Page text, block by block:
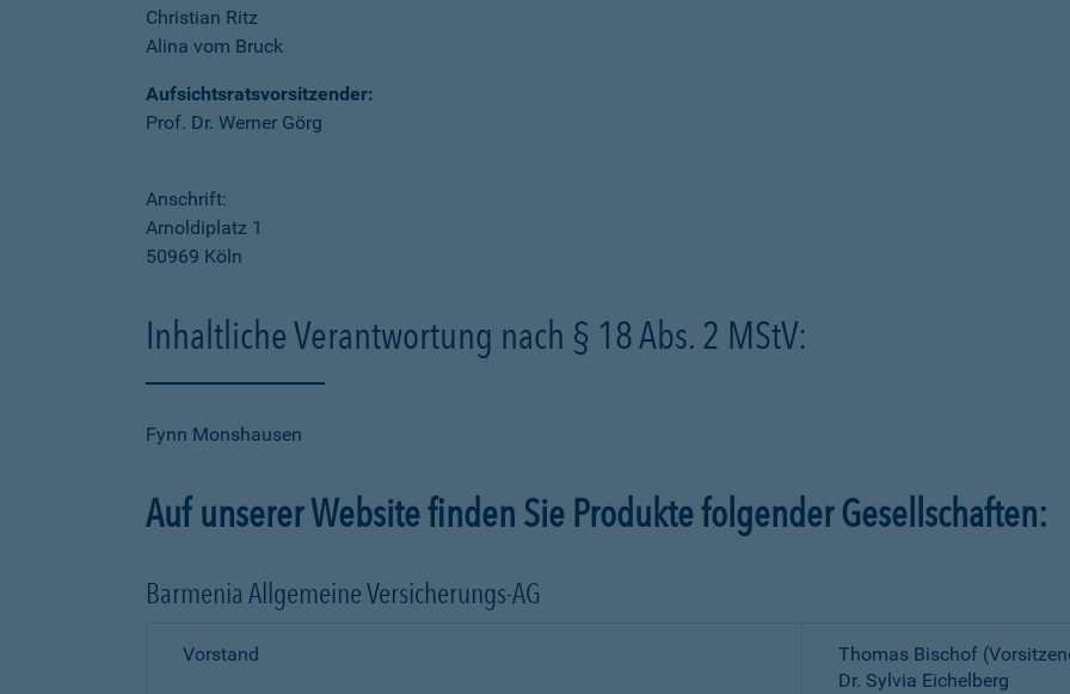
Christian Ritz
Alina vom Bruck
Aufsichtsratsvorsitzender:
Prof. Dr. Werner Görg
Anschrift:
Arnoldiplatz 1
50969 Köln
Inhaltliche Verantwortung nach § 18 Abs. 2 MStV:
Fynn Monshausen
Auf unserer Website finden Sie Produkte folgender Gesellschaften:
Barmenia Allgemeine Versicherungs-AG
Vorstand
Thomas Bischof
Dr. Sylvia Eichelberg